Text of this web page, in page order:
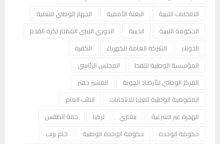
الانتخابات الليبية
البعثة الأممية
الجهاز الوطني للتنمية
الحكومة الليبية
الدبيبة
الدوري الليبي الممتاز لكرة القدم
الدولار
الشركة العامة للكهرباء
الكفرة
المؤسسة الوطنية للنفط
المجلس الرئاسي
المركز الوطني للأرصاد الجوية
المشير حفتر
المفوضية الوطنية العليا للانتخابات
النائب العام
الهجرة غير الشرعية
بنغازي تركيا
حالة الطقس
حكومة الوحدة
حكومة الوحدة الوطنية
خام برنت